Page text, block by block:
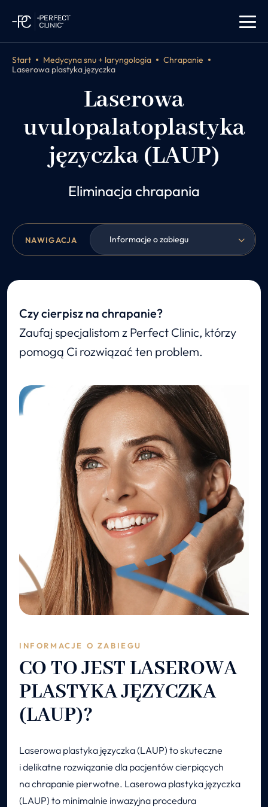
Start Medycyna snu + laryngologia
Chrapanie
Laserowa plastyka języczka
Laserowa
uvulopalatoplastyka
języczka (LAUP)
Eliminacja chrapania
NAWIGACJA Informacje o zabiegu
Czy cierpisz na chrapanie?
Zaufaj specjalistom z Perfect Clinic, którzy
pomogą Ci rozwiązać ten problem.
INFORMACJE O ZABIEGU
CO TO JEST LASEROWA
PLASTYKA JĘZYCZKA
(LAUP)?
Laserowa plastyka języczka (LAUP) to skuteczne
i delikatne rozwiązanie dla pacjentów cierpiących
na chrapanie pierwotne. Laserowa plastyka języczka
(LAUP) to minimalnie inwazyjna procedura